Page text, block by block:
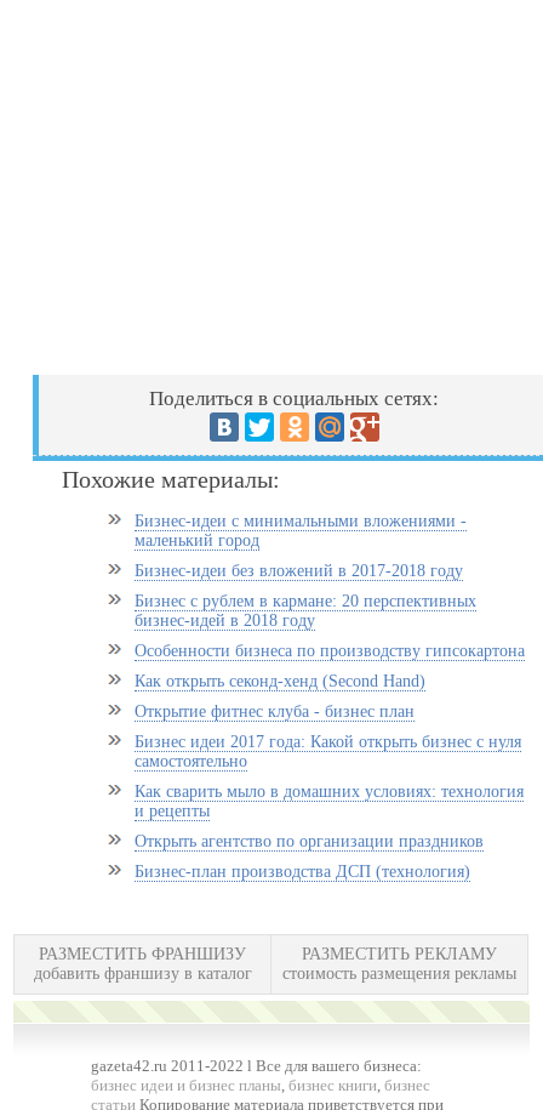
Поделиться в социальных сетях:
Похожие материалы:
Бизнес-идеи с минимальными вложениями -
маленький город
Бизнес-идеи без вложений в 2017-2018 году
Бизнес с рублем в кармане: 20 перспективных
бизнес-идей в 2018 году
Особенности бизнеса по производству гипсокартона
Как открыть секонд-хенд (Second Hand)
Открытие фитнес клуба - бизнес план
Бизнес идеи 2017 года: Какой открыть бизнес с нуля
самостоятельно
Как сварить мыло в домашних условиях: технология
и рецепты
Открыть агентство по организации праздников
Бизнес-план производства ДСП (технология)
РАЗМЕСТИТЬ ФРАНШИЗУ
добавить франшизу в каталог
РАЗМЕСТИТЬ РЕКЛАМУ
стоимость размещения рекламы
gazeta42.ru 2011-2022 l Все для вашего бизнеса:
бизнес идеи и бизнес планы,бизнес книги,бизнес
статьи Копирование материала приветствуется при